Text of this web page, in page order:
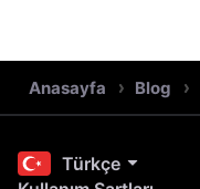
Anasayfa Blog
Türkçe